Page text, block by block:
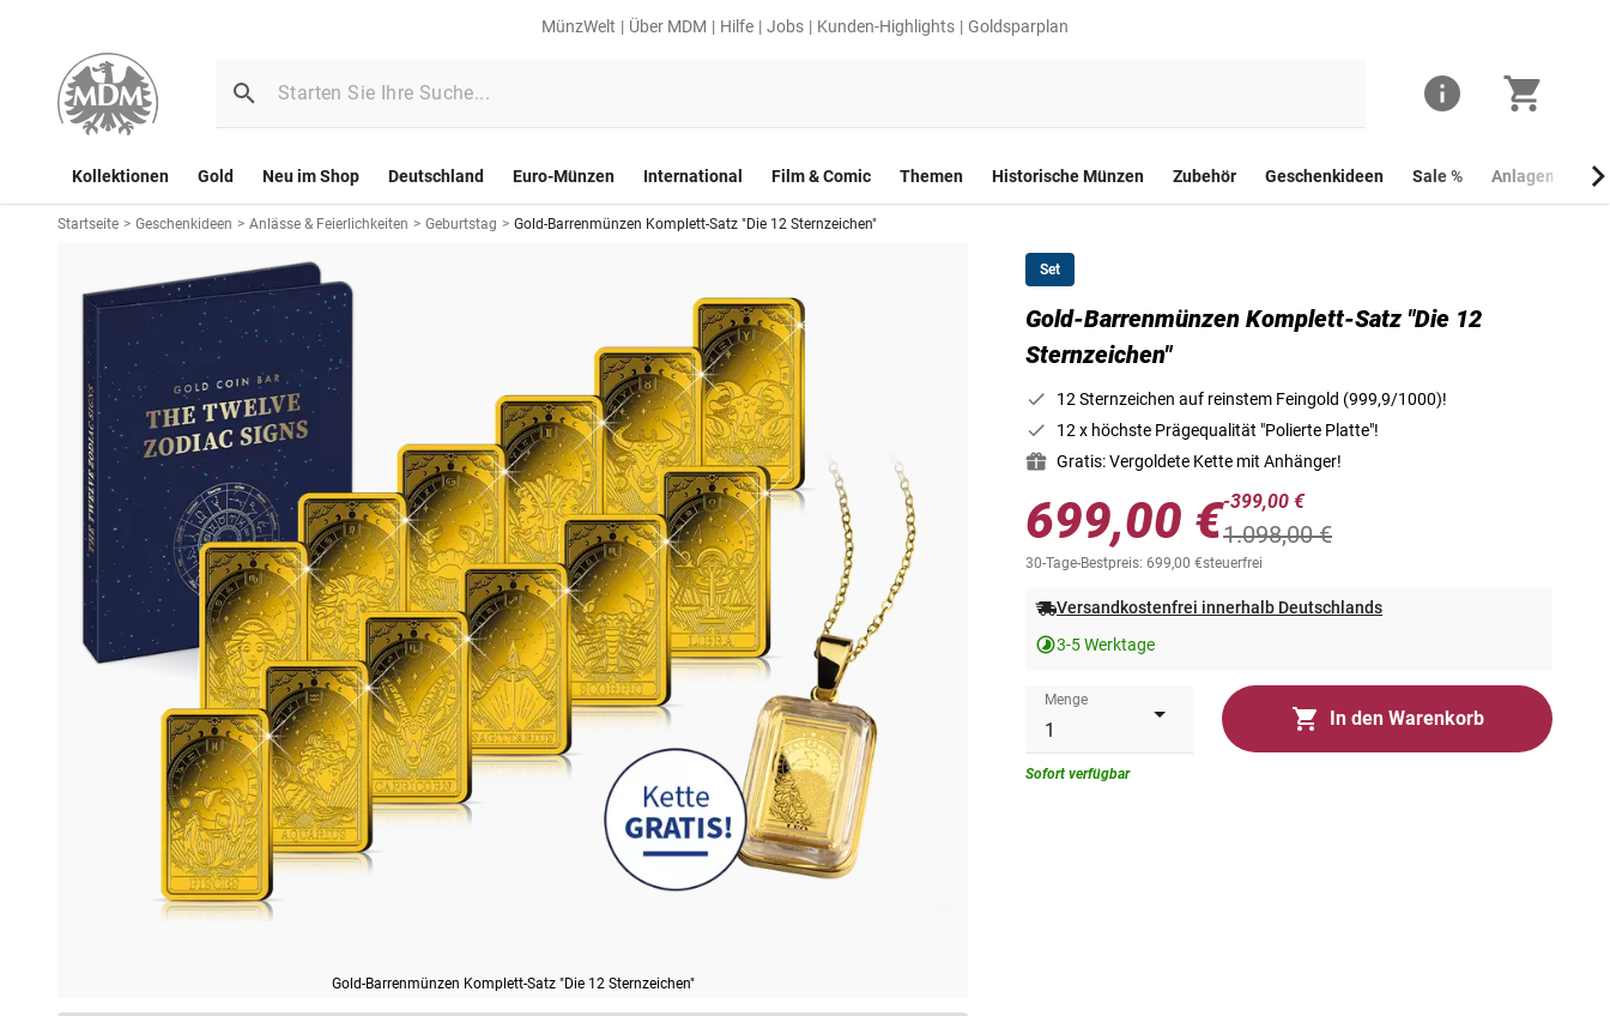
MünzWelt Über MDM Hilfe Jobs Kunden-Highlights Goldsparplan
Kollektionen Gold Neu im Shop Deutschland Euro-Münzen International Film & Comic Themen Historische Münzen Zubehör Geschenkideen Sale % Anlagemünzen
Startseite > Geschenkideen > Anlässe & Feierlichkeiten > Geburtstag > Gold-Barrenmünzen Komplett-Satz "Die 12 Sternzeichen"
Gold-Barrenmünzen Komplett-Satz "Die 12 Sternzeichen"
Die Sternzeichen-Gold-Barrenmünze "Löwe/Leo"
Set
Gold-Barrenmünzen Komplett-Satz "Die 12
Sternzeichen"
12 Sternzeichen auf reinstem Feingold (999,9/1000)!
12 x höchste Prägequalität "Polierte Platte"!
Gratis: Vergoldete Kette mit Anhänger!
699,00 €-399,00 €
1.098,00 €
30-Tage-Bestpreis: 699,00 €steuerfrei
Versandkostenfrei innerhalb Deutschlands
3-5 Werktage
Menge
In den Warenkorb
Sofort verfügbar